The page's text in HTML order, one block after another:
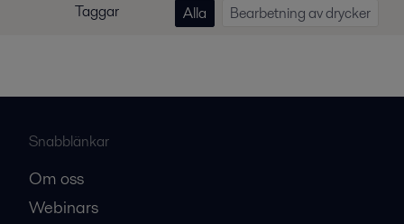
Taggar Alla Bearbetning av drycker
Snabblänkar
Om oss
Webinars